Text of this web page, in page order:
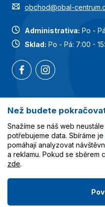
obchod@obal-
Administrativa: Po -
Sklad: Po - Pá: 7:00 -
Nejoblíbenější
Služby
Vše o nákupu
Než budete
Snažíme se náš web
potřebujeme data. Sbíráme je
pomáhají analyzovat
a reklamu. Pokud se sběrem
zde.